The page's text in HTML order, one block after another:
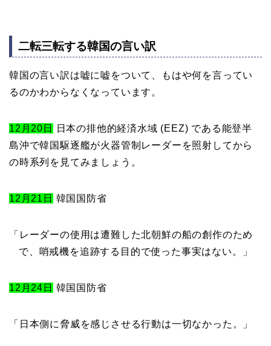
二転三転する韓国の言い訳
韓国の言い訳は嘘に嘘をついて、もはや何を言ってい
るのかわからなくなっています。
12月20日
日本の排他的経済水域 (EEZ) である能登半
島沖で韓国駆逐艦が火器管制レーダーを照射してから
の時系列を見てみましょう。
12月21日 韓国国防省
「レーダーの使用は遭難した北朝鮮の船の創作のため
で、哨戒機を追跡する目的で使った事実はない。」
12月24日 韓国国防省
「日本側に脅威を感じさせる行動は一切なかった。」